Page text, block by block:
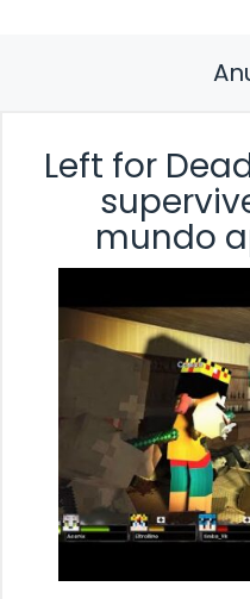
Left for
mundo